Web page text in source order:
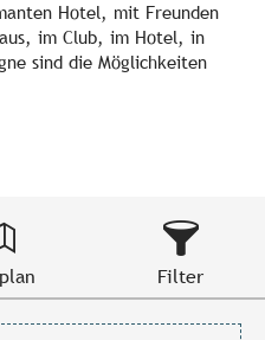
Hotel, mit Freunden
im Club, im Hotel, in
sind die Möglichkeiten
Filter